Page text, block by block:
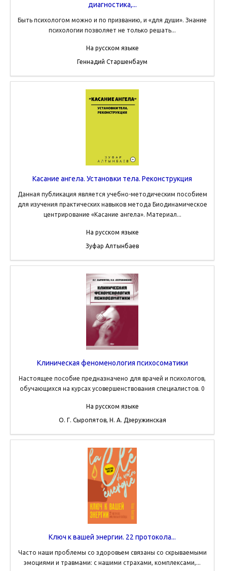
диагностика,...
Быть психологом можно и по призванию, и «для души». Знание
психологии позволяет не только решать...
На русском языке
Геннадий Старшенбаум
Касание ангела. Установки тела. Реконструкция
Данная публикация является учебно-методическим пособием
для изучения практических навыков метода Биодинамическое
центрирование «Касание ангела». Материал...
На русском языке
Зуфар Алтынбаев
Клиническая феноменология психосоматики
Настоящее пособие предназначено для врачей и психологов,
обучающихся на курсах усовершенствования специалистов. 0
На русском языке
О. Г. Сыропятов, Н. А. Дзеружинская
Ключ к вашей энергии. 22 протокола...
Часто наши проблемы со здоровьем связаны со скрываемыми
эмоциями и травмами: с нашими страхами, комплексами,...